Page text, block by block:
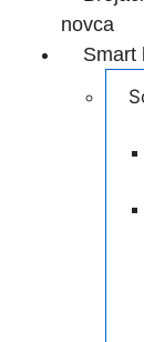
novca
Smart